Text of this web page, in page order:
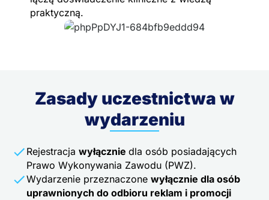
praktyczną.
Zasady uczestnictwa w
wydarzeniu
Rejestracja wyłącznie dla osób posiadających
Prawo Wykonywania Zawodu (PWZ).
Wydarzenie przeznaczone wyłącznie dla osób
uprawnionych do odbioru reklam i promocji